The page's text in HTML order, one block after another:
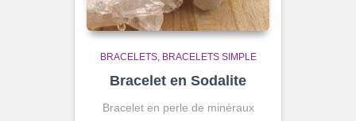
BRACELETS BRACELETS SIMPLE
Bracelet en Sodalite
Bracelet en perle de minéraux